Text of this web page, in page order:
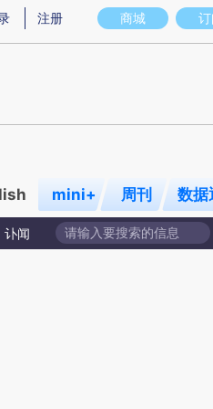
图存在偏差。不代表财新观点和立场。
商城
注册
mini+ 周刊 数据
讣闻